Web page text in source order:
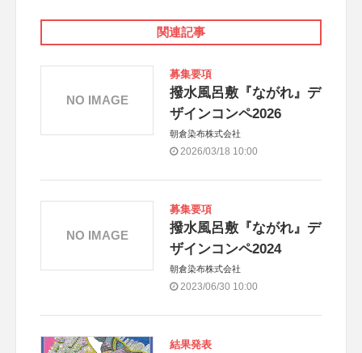
関連記事
募集要項
撥水風呂敷『ながれ』デ
ザインコンペ2026
朝倉染布株式会社
2026/03/18 10:00
NO IMAGE
募集要項
撥水風呂敷『ながれ』デ
ザインコンペ2024
朝倉染布株式会社
2023/06/30 10:00
NO IMAGE
結果発表